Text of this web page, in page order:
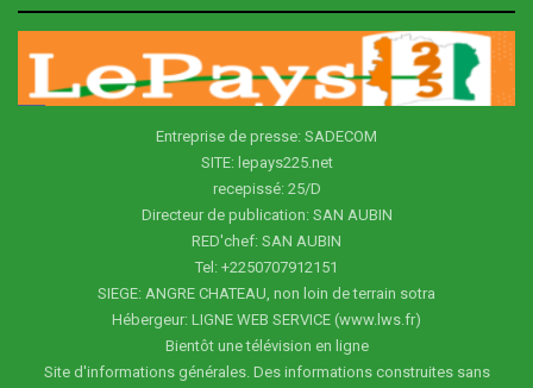
Entreprise de presse: SADECOM
SITE: lepays225.net
recepissé: 25/D
Directeur de publication: SAN AUBIN
RED'chef: SAN AUBIN
Tel: +2250707912151
SIEGE: ANGRE CHATEAU, non loin de terrain sotra
Hébergeur: LIGNE WEB SERVICE (www.lws.fr)
Bientôt une télévision en ligne
Site d'informations générales. Des informations construites sans